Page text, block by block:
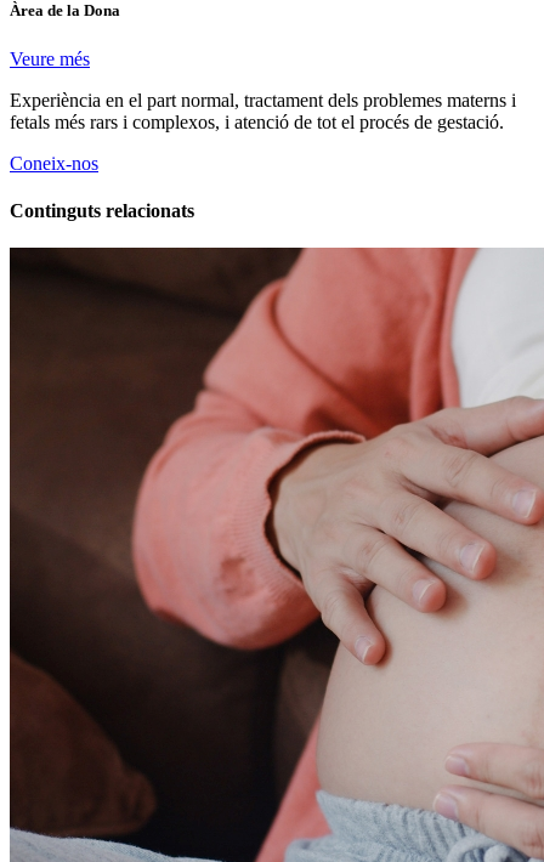
Àrea de la Dona
Veure més
Experiència en el part normal, tractament dels problemes materns i
fetals més rars i complexos, i atenció de tot el procés de gestació.
Coneix-nos
Continguts relacionats